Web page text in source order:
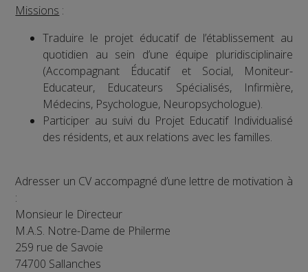
Missions :
Traduire le projet éducatif de l’établissement au
quotidien au sein d’une équipe pluridisciplinaire
(Accompagnant Éducatif et Social, Moniteur-
Educateur, Educateurs Spécialisés, Infirmière,
Médecins, Psychologue, Neuropsychologue).
Participer au suivi du Projet Educatif Individualisé
des résidents, et aux relations avec les familles.
Adresser un CV accompagné d’une lettre de motivation à
:
Monsieur le Directeur
M.A.S. Notre-Dame de Philerme
259 rue de Savoie
74700 Sallanches